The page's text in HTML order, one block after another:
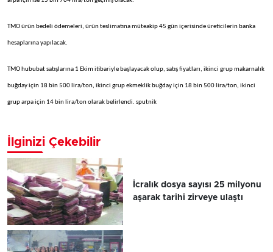
TMO ürün bedeli ödemeleri, ürün teslimatına müteakip 45 gün içerisinde üreticilerin banka
hesaplarına yapılacak.
TMO hububat satışlarına 1 Ekim itibariyle başlayacak olup, satış fiyatları, ikinci grup makarnalık
buğday için 18 bin 500 lira/ton, ikinci grup ekmeklik buğday için 18 bin 500 lira/ton, ikinci
grup arpa için 14 bin lira/ton olarak belirlendi. sputnik
İlginizi Çekebilir
İcralık dosya sayısı 25 milyonu
aşarak tarihi zirveye ulaştı